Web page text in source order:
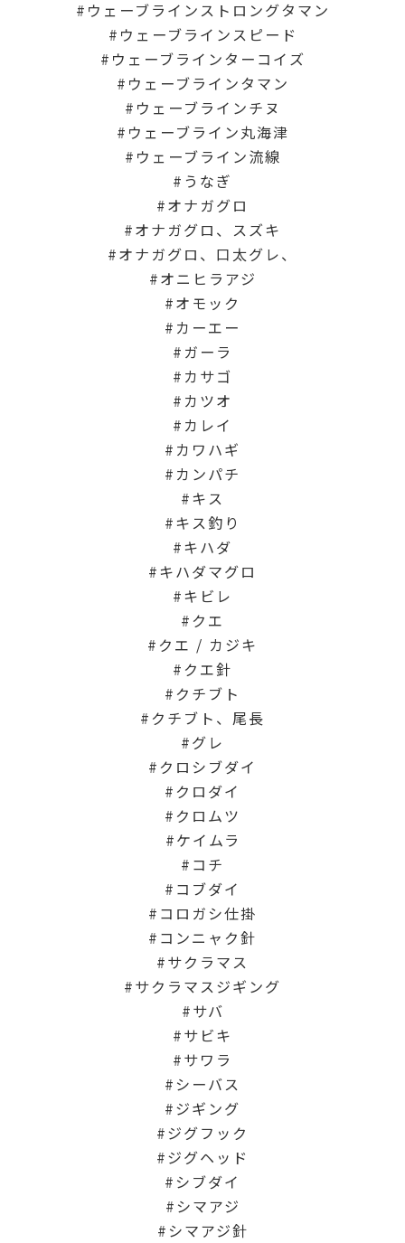
ウェーブラインストロングタマン
ウェーブラインスピード
ウェーブラインターコイズ
ウェーブラインタマン
ウェーブラインチヌ
ウェーブライン丸海津
ウェーブライン流線
うなぎ
オナガグロ
オナガグロ、スズキ
オナガグロ、口太グレ、
オニヒラアジ
オモック
カーエー
ガーラ
カサゴ
カツオ
カレイ
カワハギ
カンパチ
キス
キス釣り
キハダ
キハダマグロ
キビレ
クエ
クエ / カジキ
クエ針
クチブト
クチブト、尾長
グレ
クロシブダイ
クロダイ
クロムツ
ケイムラ
コチ
コブダイ
コロガシ仕掛
コンニャク針
サクラマス
サクラマスジギング
サバ
サビキ
サワラ
シーバス
ジギング
ジグフック
ジグヘッド
シブダイ
シマアジ
シマアジ針